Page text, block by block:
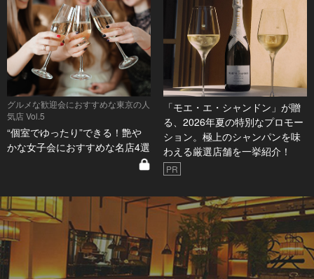
グルメな歓迎会におすすめな東京の人
気店 Vol.5
“個室でゆったり”できる！艶や
かな女子会におすすめな名店4選
「モエ・エ・シャンドン」が贈
る、2026年夏の特別なプロモー
ション。極上のシャンパンを味
わえる厳選店舗を一挙紹介！
PR